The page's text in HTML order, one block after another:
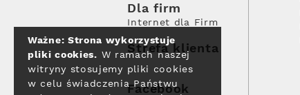
Dla firm
Internet dla Firm
Strefa klienta
Facebook
Ważne: Strona wykorzystuje
pliki cookies. W ramach naszej
witryny stosujemy pliki cookies
w celu świadczenia Państwu